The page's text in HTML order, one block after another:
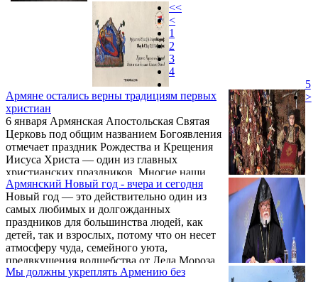
Армяне остались верны традициям первых
христиан
6 января Армянская Апостольская Святая
Церковь под общим названием Богоявления
отмечает праздник Рождества и Крещения
Иисуса Христа — один из главных
христианских праздников. Многие наши
читатели, знакомящиеся с календарем ААЦ,
задаются вопросом: «Почему Армянская
Церковь празднует Рождество в ночь с 5 на
6 января, в то время как Русская
Православная Церковь в ночь с 6 на 7
января, а католики и протестанты отмечают
этот праздник 25 декабря, то есть еще до
наступления Нового года?». В сегодняшней
Армянский Новый год - вчера и сегодня
Новый год — это действительно один из
самых любимых и долгожданных
праздников для большинства людей, как
детей, так и взрослых, потому что он несет
атмосферу чуда, семейного уюта,
предвкушения волшебства от Деда Мороза
и радости обновления, объединяя всех в
Мы должны укреплять Армению без
<<
<
1
2
3
4
5
>